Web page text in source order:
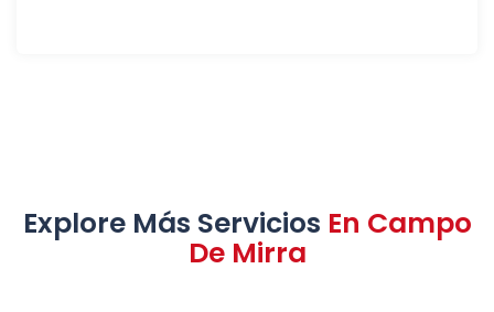
Explore Más Servicios En Campo
De Mirra